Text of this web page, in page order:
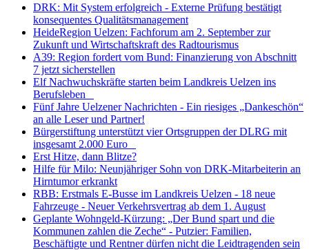
DRK: Mit System erfolgreich - Externe Prüfung bestätigt
konsequentes Qualitätsmanagement
HeideRegion Uelzen: Fachforum am 2. September zur
Zukunft und Wirtschaftskraft des Radtourismus
A39: Region fordert vom Bund: Finanzierung von Abschnitt
7 jetzt sicherstellen
Elf Nachwuchskräfte starten beim Landkreis Uelzen ins
Berufsleben
Fünf Jahre Uelzener Nachrichten - Ein riesiges „Dankeschön“
an alle Leser und Partner!
Bürgerstiftung unterstützt vier Ortsgruppen der DLRG mit
insgesamt 2.000 Euro
Erst Hitze, dann Blitze?
Hilfe für Milo: Neunjähriger Sohn von DRK-Mitarbeiterin an
Hirntumor erkrankt
RBB: Erstmals E-Busse im Landkreis Uelzen - 18 neue
Fahrzeuge - Neuer Verkehrsvertrag ab dem 1. August
Geplante Wohngeld-Kürzung: „Der Bund spart und die
Kommunen zahlen die Zeche“ - Putzier: Familien,
Beschäftigte und Rentner dürfen nicht die Leidtragenden sein